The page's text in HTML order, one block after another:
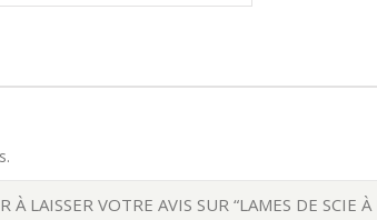
À LAISSER VOTRE AVIS SUR “LAMES DE SCIE